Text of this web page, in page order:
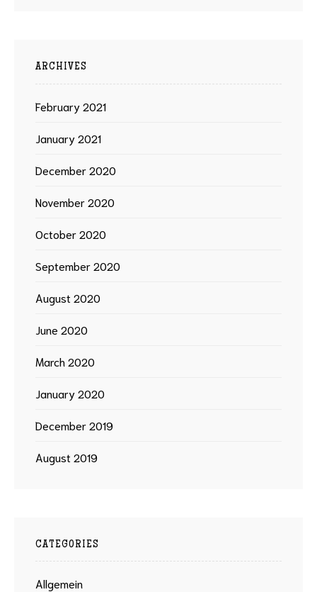
ARCHIVES
February 2021
January 2021
December 2020
November 2020
October 2020
September 2020
August 2020
June 2020
March 2020
January 2020
December 2019
August 2019
CATEGORIES
Allgemein